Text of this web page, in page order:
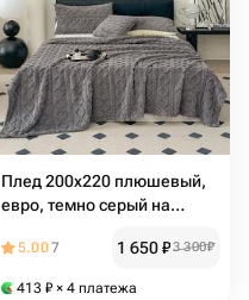
Плед 200х220 плюшевый,
евро, темно серый на
5.007 1 650₽3 300₽
413 ₽ × 4 платежа